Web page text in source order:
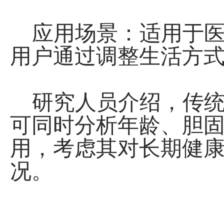
应用场景‌：适用于
用户通过调整生活方
研究人员介绍，传
可同时分析年龄、胆
用，考虑其对长期健
况。